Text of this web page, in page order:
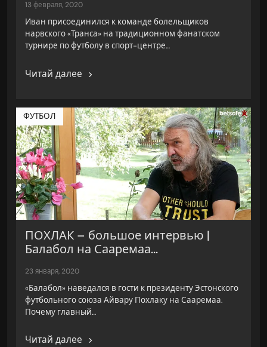
13 февраля, 2020
Иван присоединился к команде болельщиков
нарвского «Транса» на традиционном фанатском
турнире по футболу в спорт-центре…
Читай далее
ФУТБОЛ
ПОХЛАК – большое интервью |
Балабол на Сааремаа...
23 января, 2020
«Балабол» наведался в гости к президенту Эстонского
футбольного союза Айвару Похлаку на Сааремаа.
Почему главный…
Читай далее